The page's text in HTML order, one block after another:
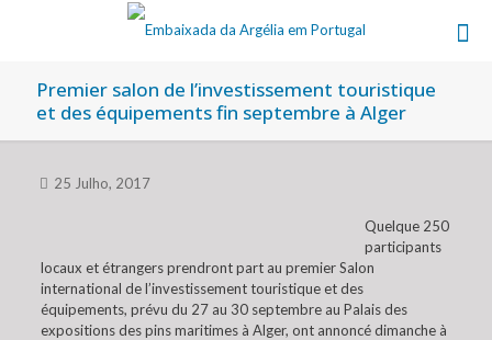
Premier salon de l’investissement touristique
et des équipements fin septembre à Alger
25 Julho, 2017
Quelque 250
participants
locaux et étrangers prendront part au premier Salon
international de l’investissement touristique et des
équipements, prévu du 27 au 30 septembre au Palais des
expositions des pins maritimes à Alger, ont annoncé dimanche à